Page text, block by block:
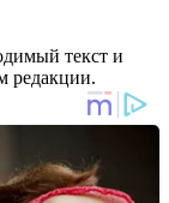
текст и
редакции.